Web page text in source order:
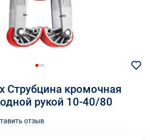
Струбцина кромочная
рукой 10-40/80
отзыв